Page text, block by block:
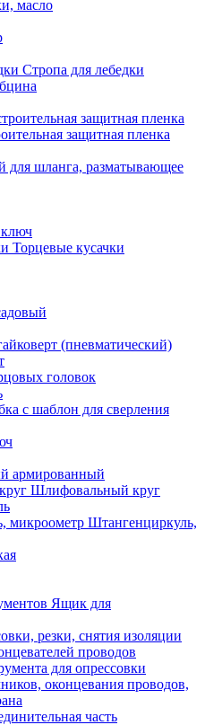
масло
Стропа для лебедки
защитная пленка
для шланга, разматывающее
Торцевые кусачки
(пневматический)
головок
с шаблон для сверления
армированный
Шлифовальный круг
Штангенциркуль,
Ящик для
резки, снятия изоляции
проводов
для опрессовки
оконцевания проводов,
часть